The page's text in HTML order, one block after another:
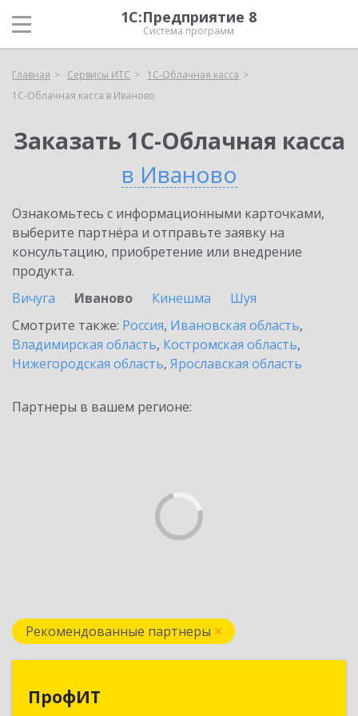
1С:Предприятие 8
Система программ
Главная Сервисы ИТС
1С-Облачная касса
1С-Облачная касса в Иваново
Заказать 1С-Облачная касса
в Иваново
Ознакомьтесь с информационными карточками,
выберите партнёра и отправьте заявку на
консультацию, приобретение или внедрение
продукта.
Вичуга
Иваново Кинешма
Шуя
Смотрите также: Россия, Ивановская область,
Владимирская область, Костромская область,
Нижегородская область, Ярославская область
Партнеры в вашем регионе:
Рекомендованные партнеры
ПрофИТ